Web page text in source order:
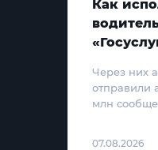
Как
Через них
отправили
млн
07.08.2026